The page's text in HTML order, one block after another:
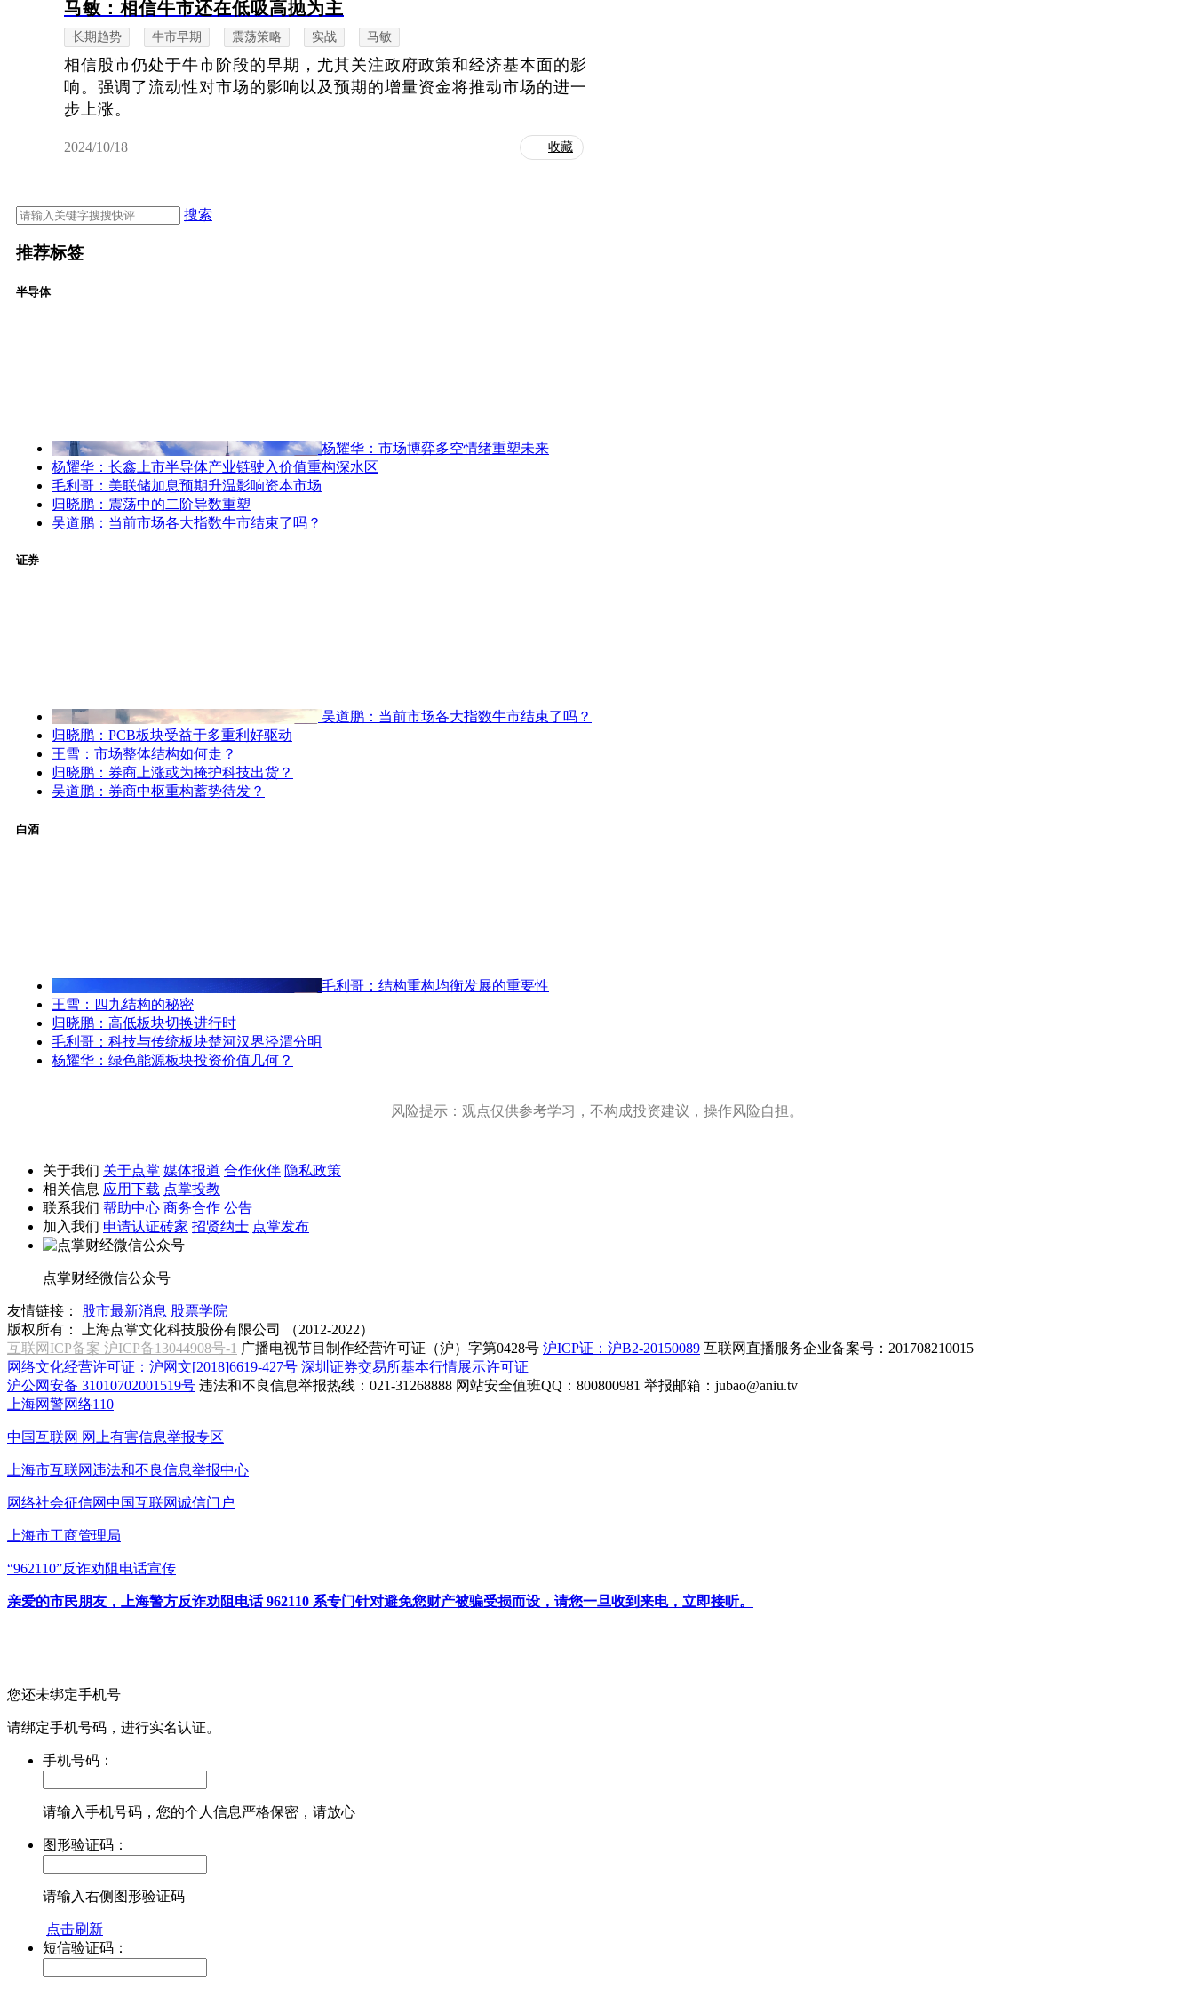
马敏：相信牛市还在低吸高抛为主
长期趋势 牛市早期 震荡策略 实战 马敏
相信股市仍处于牛市阶段的早期，尤其关注政府政策和经济基本面的影
响。强调了流动性对市场的影响以及预期的增量资金将推动市场的进一
步上涨。
2024/10/18 收藏
搜索
推荐标签
半导体
杨耀华：市场博弈多空情绪重塑未来
杨耀华：长鑫上市半导体产业链驶入价值重构深水区
毛利哥：美联储加息预期升温影响资本市场
归晓鹏：震荡中的二阶导数重塑
吴道鹏：当前市场各大指数牛市结束了吗？
证券
吴道鹏：当前市场各大指数牛市结束了吗？
归晓鹏：PCB板块受益于多重利好驱动
王雪：市场整体结构如何走？
归晓鹏：券商上涨或为掩护科技出货？
吴道鹏：券商中枢重构蓄势待发？
白酒
毛利哥：结构重构均衡发展的重要性
王雪：四九结构的秘密
归晓鹏：高低板块切换进行时
毛利哥：科技与传统板块楚河汉界泾渭分明
杨耀华：绿色能源板块投资价值几何？
风险提示：观点仅供参考学习，不构成投资建议，操作风险自担。
关于我们 关于点掌 媒体报道 合作伙伴 隐私政策
相关信息 应用下载 点掌投教
联系我们 帮助中心 商务合作 公告
加入我们 申请认证砖家 招贤纳士 点掌发布
点掌财经微信公众号
友情链接： 股市最新消息 股票学院
版权所有：
上海点掌文化科技股份有限公司 （2012-2022）
互联网ICP备案 沪ICP备13044908号-1 广播电视节目制作经营许可证（沪）字第0428号 沪ICP证：沪B2-20150089 互联网直播服务企业备案号：201708210015
网络文化经营许可证：沪网文[2018]6619-427号 深圳证券交易所基本行情展示许可证
沪公网安备 31010702001519号 违法和不良信息举报热线：021-31268888 网站安全值班QQ：800800981 举报邮箱： jubao@aniu.tv
上海网警网络110
中国互联网 网上有害信息举报专区
上海市互联网违法和不良信息举报中心
网络社会征信网中国互联网诚信门户
上海市工商管理局
“962110”反诈劝阻电话宣传
亲爱的市民朋友，上海警方反诈劝阻电话 962110 系专门针对避免您财产被骗受损而设，请您一旦收到来电，立即接听。
您还未绑定手机号
请绑定手机号码，进行实名认证。
手机号码：
请输入手机号码，您的个人信息严格保密，请放心
图形验证码：
请输入右侧图形验证码
点击刷新
短信验证码：